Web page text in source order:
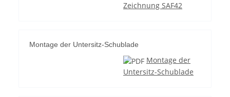
Zeichnung SAF42
Montage der Untersitz-Schublade
Montage der
Untersitz-Schublade